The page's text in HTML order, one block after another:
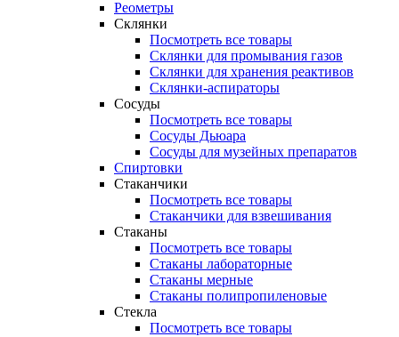
Реометры
Склянки
Посмотреть все товары
Склянки для промывания газов
Склянки для хранения реактивов
Склянки-аспираторы
Сосуды
Посмотреть все товары
Сосуды Дьюара
Сосуды для музейных препаратов
Спиртовки
Стаканчики
Посмотреть все товары
Стаканчики для взвешивания
Стаканы
Посмотреть все товары
Стаканы лабораторные
Стаканы мерные
Стаканы полипропиленовые
Стекла
Посмотреть все товары